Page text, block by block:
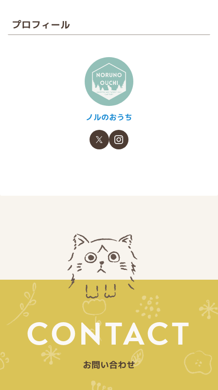
プロフィール
ノルのおうち
CONTACT
お問い合わせ